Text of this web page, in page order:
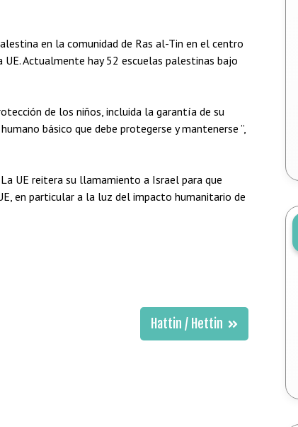
en la comunidad de Ras al-Tin en el centro
Actualmente hay 52 escuelas palestinas bajo
de los niños, incluida la garantía de su
básico que debe protegerse y mantenerse ”,
UE reitera su llamamiento a Israel para que
en particular a la luz del impacto humanitario de
Hattin / Hettin